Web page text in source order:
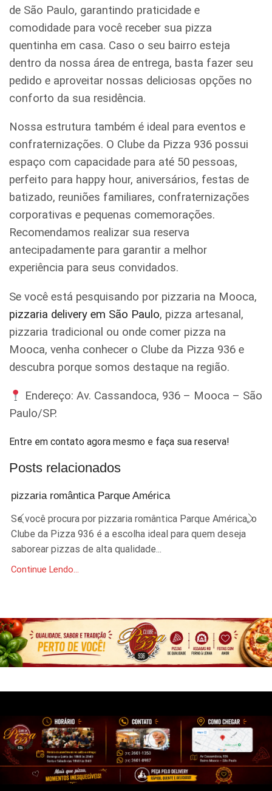
de São Paulo, garantindo praticidade e
comodidade para você receber sua pizza
quentinha em casa. Caso o seu bairro esteja
dentro da nossa área de entrega, basta fazer seu
pedido e aproveitar nossas deliciosas opções no
conforto da sua residência.
Nossa estrutura também é ideal para eventos e
confraternizações. O Clube da Pizza 936 possui
espaço com capacidade para até 50 pessoas,
perfeito para happy hour, aniversários, festas de
batizado, reuniões familiares, confraternizações
corporativas e pequenas comemorações.
Recomendamos realizar sua reserva
antecipadamente para garantir a melhor
experiência para seus convidados.
Se você está pesquisando por pizzaria na Mooca,
pizzaria delivery em São Paulo, pizza artesanal,
pizzaria tradicional ou onde comer pizza na
Mooca, venha conhecer o Clube da Pizza 936 e
descubra porque somos destaque na região.
Endereço: Av. Cassandoca, 936 – Mooca – São
Paulo/SP.
Entre em contato agora mesmo e faça sua reserva!
Posts relacionados
pizzaria romântica Parque América
Se você procura por pizzaria romântica Parque América, o
Clube da Pizza 936 é a escolha ideal para quem deseja
saborear pizzas de alta qualidade...
Continue Lendo...